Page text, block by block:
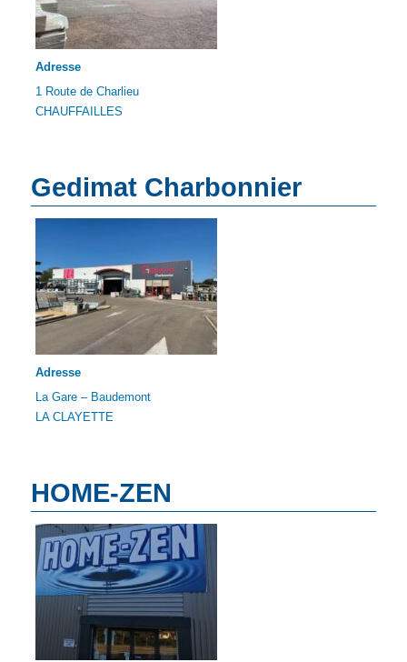
Adresse
1 Route de Charlieu
CHAUFFAILLES
Gedimat Charbonnier
Adresse
La Gare – Baudemont
LA CLAYETTE
HOME-ZEN